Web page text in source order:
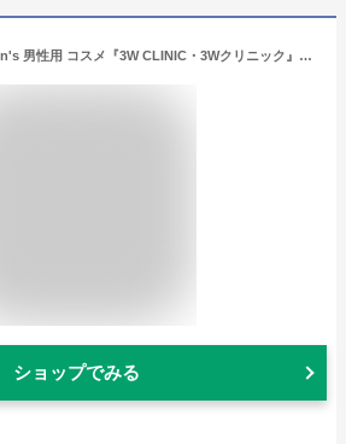
父の日 メンズ men's 男性用 コスメ『3W CLINIC・3Wクリニック』オム クラシック エッセンシャル スキン(化粧水) + ローション(乳液) 2個セット 保湿 肌を落ち着かせる しっとり 正規品 韓国コスメ
ショップでみる